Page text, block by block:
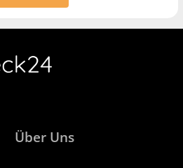
Über Uns